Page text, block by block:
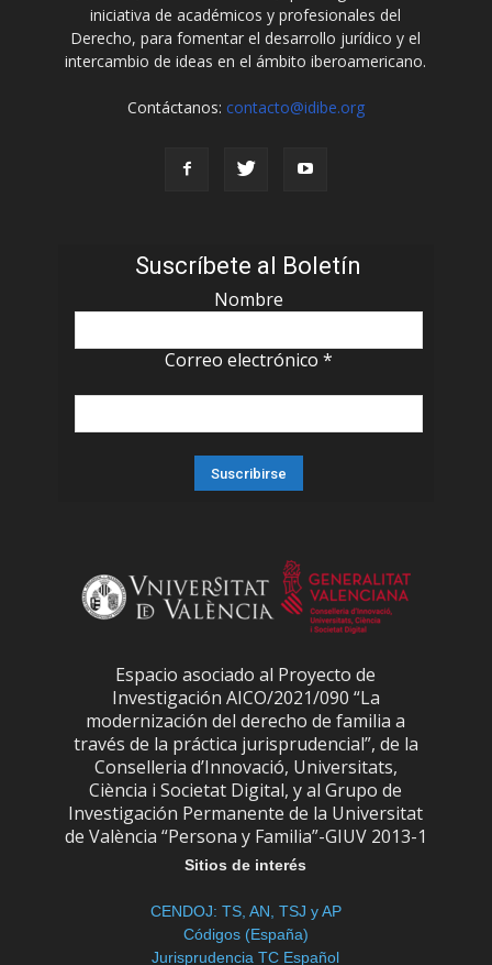
iniciativa de académicos y profesionales del
Derecho, para fomentar el desarrollo jurídico y el
intercambio de ideas en el ámbito iberoamericano.
Contáctanos: contacto@idibe.org
Suscríbete al Boletín
Nombre
Correo electrónico *
Espacio asociado al Proyecto de
Investigación AICO/2021/090 “La
modernización del derecho de familia a
través de la práctica jurisprudencial”, de la
Conselleria d’Innovació, Universitats,
Ciència i Societat Digital, y al Grupo de
Investigación Permanente de la Universitat
de València “Persona y Familia”-GIUV 2013-1
Sitios de interés
CENDOJ: TS, AN, TSJ y AP
Códigos (España)
Jurisprudencia TC Español